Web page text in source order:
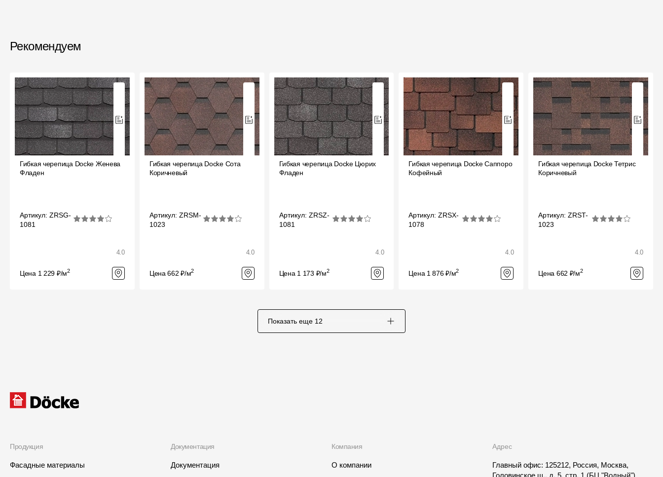
Рекомендуем
Гибкая черепица Docke Женева
Фладен
Артикул: ZRSG-
1081
4.0
Цена 1 229 ₽/м2
Гибкая черепица Docke Сота
Коричневый
Артикул: ZRSM-
1023
4.0
Цена 662 ₽/м2
Гибкая черепица Docke Цюрих
Фладен
Артикул: ZRSZ-
1081
4.0
Цена 1 173 ₽/м2
Гибкая черепица Docke Саппоро
Кофейный
Артикул: ZRSX-
1078
4.0
Цена 1 876 ₽/м2
Гибкая черепица Docke Тетрис
Коричневый
Артикул: ZRST-
1023
4.0
Цена 662 ₽/м2
Показать еще 12
Продукция
Фасадные материалы
Документация
Документация
Компания
О компании
Адрес
Главный офис: 125212, Россия, Москва,
Головинское ш., д. 5, стр. 1 (БЦ "Водный")